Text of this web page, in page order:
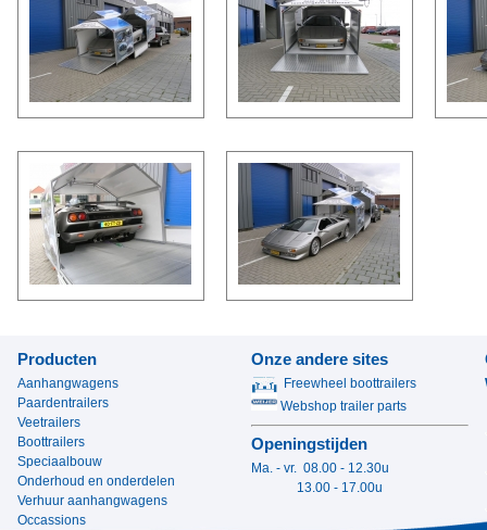
Producten
Aanhangwagens
Paardentrailers
Veetrailers
Boottrailers
Speciaalbouw
Onderhoud en onderdelen
Verhuur aanhangwagens
Occassions
Onze andere sites
Freewheel boottrailers
Webshop trailer parts
Openingstijden
Ma. - vr. 08.00 - 12.30u
13.00 - 17.00u